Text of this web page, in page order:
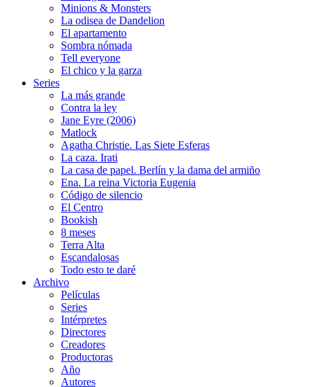
Minions & Monsters
La odisea de Dandelion
El apartamento
Sombra nómada
Tell everyone
El chico y la garza
Series
La más grande
Contra la ley
Jane Eyre (2006)
Matlock
Agatha Christie. Las Siete Esferas
La caza. Irati
La casa de papel. Berlín y la dama del armiño
Ena. La reina Victoria Eugenia
Código de silencio
El Centro
Bookish
8 meses
Terra Alta
Escandalosas
Todo esto te daré
Archivo
Películas
Series
Intérpretes
Directores
Creadores
Productoras
Año
Autores